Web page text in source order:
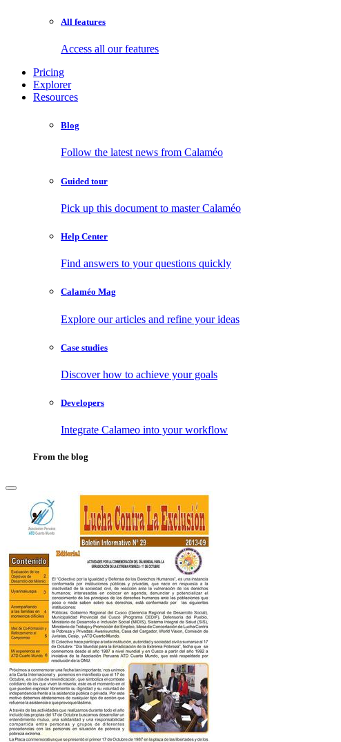
All features
Access all our features
Pricing
Explorer
Resources
Blog
Follow the latest news from Calaméo
Guided tour
Pick up this document to master Calaméo
Help Center
Find answers to your questions quickly
Calaméo Mag
Explore our articles and refine your ideas
Case studies
Discover how to achieve your goals
Developers
Integrate Calameo into your workflow
From the blog